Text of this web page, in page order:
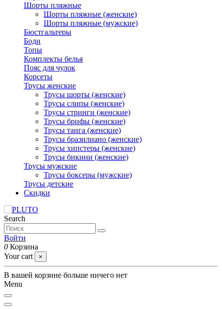
Шорты пляжные
Шорты пляжные (женские)
Шорты пляжные (мужские)
Бюстгальтеры
Боди
Топы
Комплекты белья
Пояс для чулок
Корсеты
Трусы женские
Трусы шорты (женские)
Трусы слипы (женские)
Трусы стринги (женские)
Трусы брифы (женские)
Трусы танга (женские)
Трусы бразилиано (женские)
Трусы хипстеры (женские)
Трусы бикини (женские)
Трусы мужские
Трусы боксеры (мужские)
Трусы детские
Скидки
Search
Войти
0 Корзина
Your cart
×
В вашей корзине больше ничего нет
Menu